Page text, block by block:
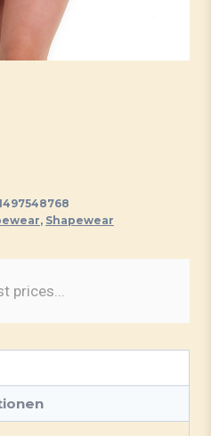
€.
, Shapewear